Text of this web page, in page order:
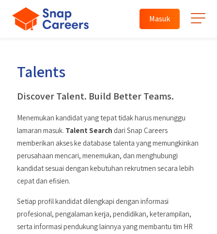
Masuk
Talents
Discover Talent. Build Better Teams.
Menemukan kandidat yang tepat tidak harus menunggu
lamaran masuk. Talent Search dari Snap Careers
memberikan akses ke database talenta yang memungkinkan
perusahaan mencari, menemukan, dan menghubungi
kandidat sesuai dengan kebutuhan rekrutmen secara lebih
cepat dan efisien.
Setiap profil kandidat dilengkapi dengan informasi
profesional, pengalaman kerja, pendidikan, keterampilan,
serta informasi pendukung lainnya yang membantu tim HR